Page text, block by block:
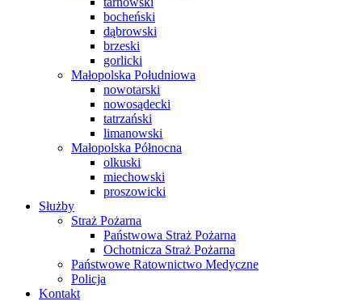
bocheński
dąbrowski
brzeski
gorlicki
Małopolska Południowa
nowotarski
nowosądecki
tatrzański
limanowski
Małopolska Północna
olkuski
miechowski
proszowicki
Służby
Straż Pożarna
Państwowa Straż Pożarna
Ochotnicza Straż Pożarna
Państwowe Ratownictwo Medyczne
Policja
Kontakt